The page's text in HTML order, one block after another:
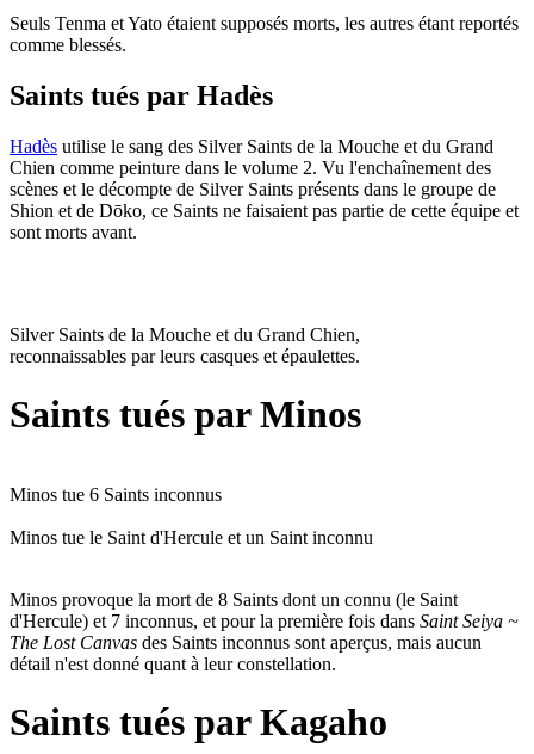
Seuls Tenma et Yato étaient supposés morts, les autres étant reportés
comme blessés.
Saints tués par Hadès
Hadès utilise le sang des Silver Saints de la Mouche et du Grand
Chien comme peinture dans le volume 2. Vu l'enchaînement des
scènes et le décompte de Silver Saints présents dans le groupe de
Shion et de Dōko, ce Saints ne faisaient pas partie de cette équipe et
sont morts avant.
Silver Saints de la Mouche et du Grand Chien,
reconnaissables par leurs casques et épaulettes.
Saints tués par Minos
Minos tue 6 Saints inconnus
Minos tue le Saint d'Hercule et un Saint inconnu
Minos provoque la mort de 8 Saints dont un connu (le Saint
d'Hercule) et 7 inconnus, et pour la première fois dans Saint Seiya ~
The Lost Canvas des Saints inconnus sont aperçus, mais aucun
détail n'est donné quant à leur constellation.
Saints tués par Kagaho